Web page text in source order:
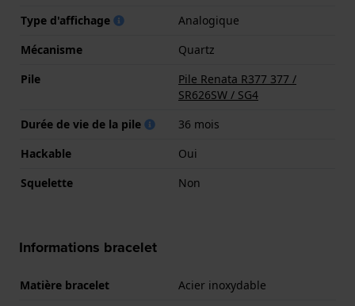
Type d'affichage
Analogique
Mécanisme
Quartz
Pile
Pile Renata R377 377 /
SR626SW / SG4
Durée de vie de la pile
36 mois
Hackable
Oui
Squelette
Non
Informations bracelet
Matière bracelet
Acier inoxydable